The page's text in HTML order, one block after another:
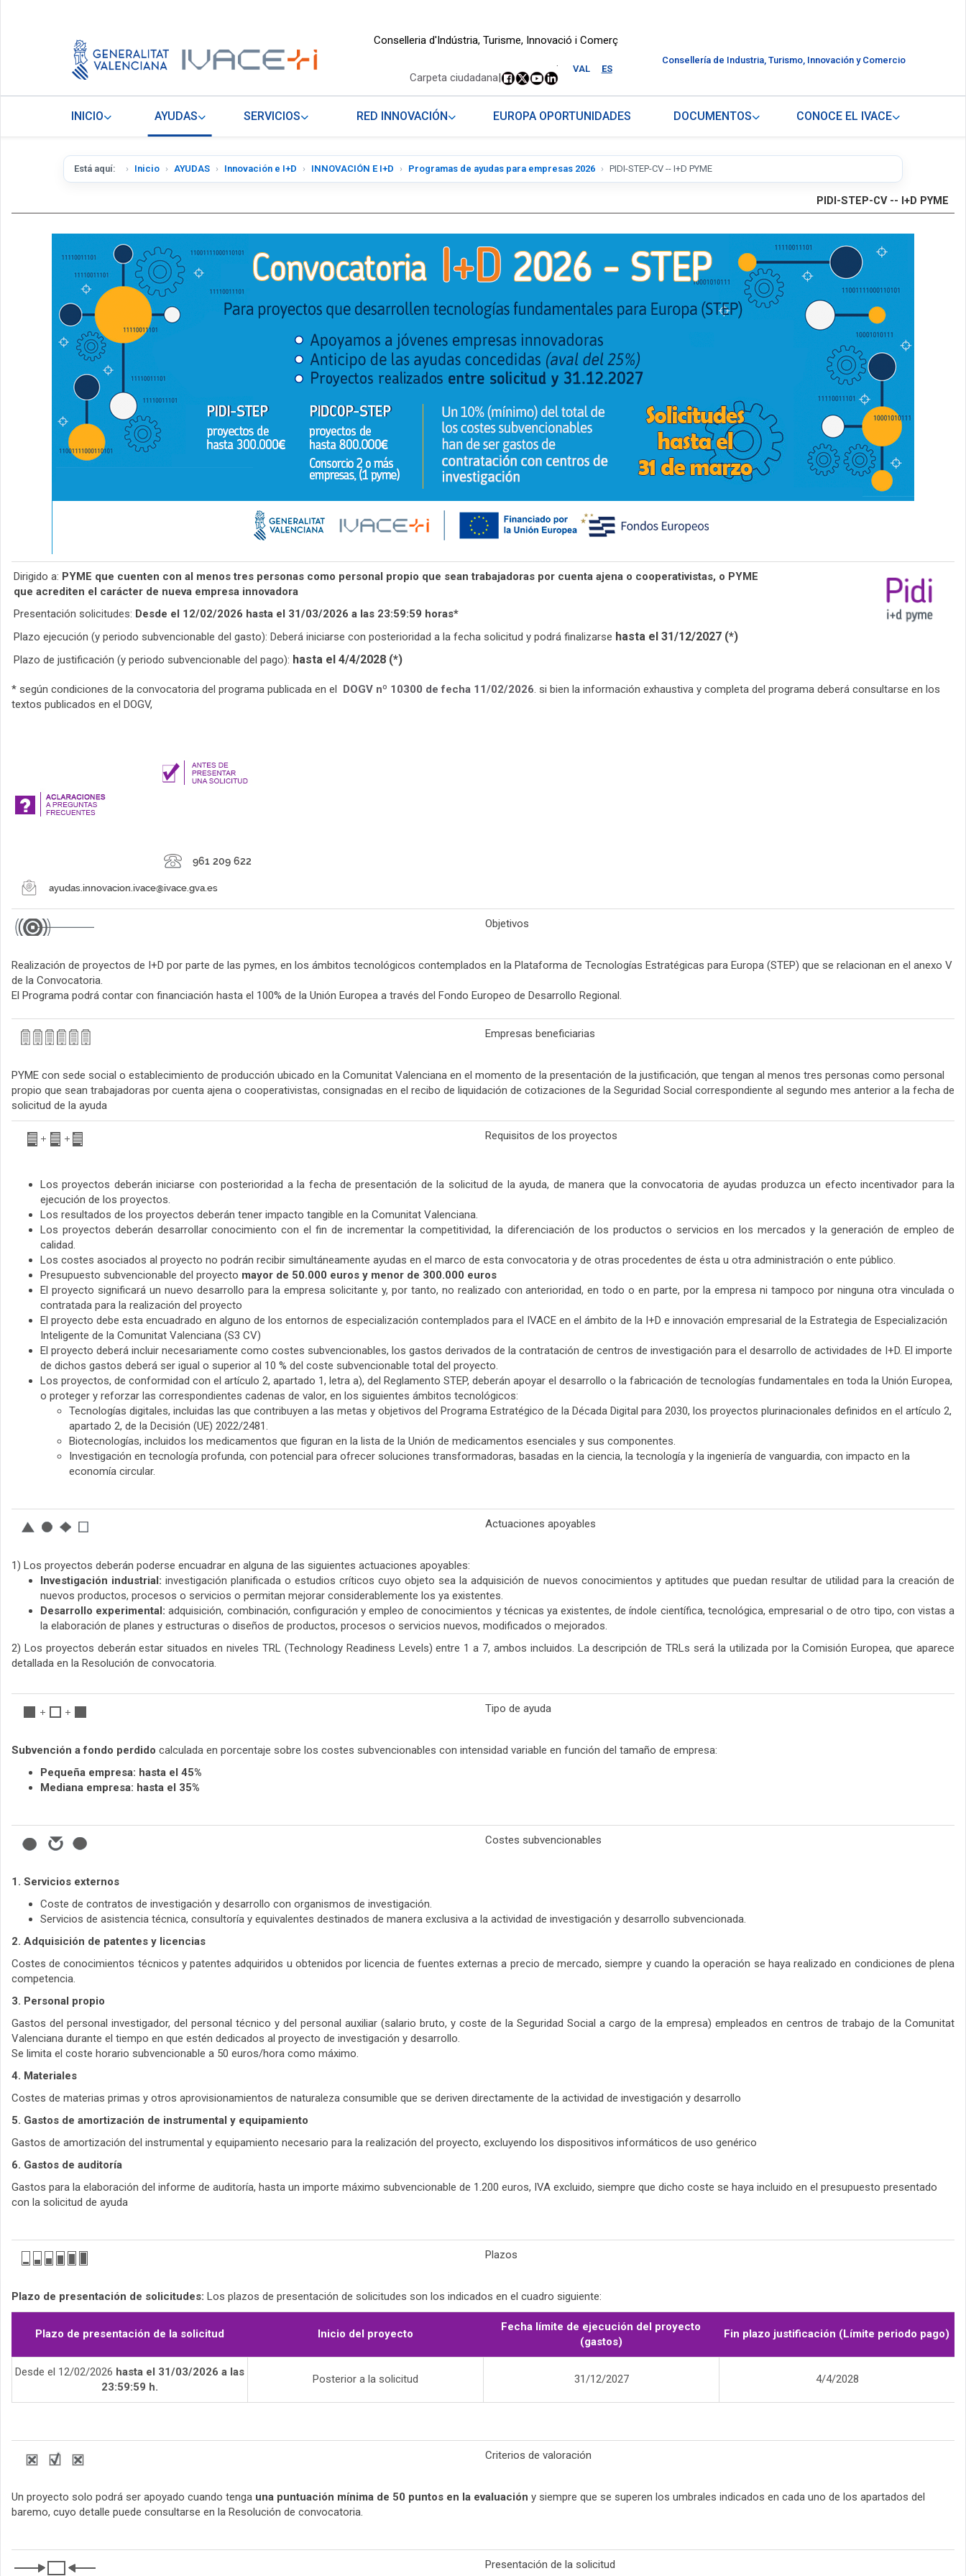
Conselleria d'Indústria, Turisme, Innovació i Comerç
VAL ES
.
Carpeta ciudadana|
Consellería de Industria, Turismo, Innovación y Comercio
INICIO AYUDAS SERVICIOS RED INNOVACIÓN EUROPA OPORTUNIDADES DOCUMENTOS CONOCE EL IVACE
Está aquí: Inicio AYUDAS Innovación e I+D INNOVACIÓN E I+D Programas de ayudas para empresas 2026 PIDI-STEP-CV -- I+D PYME
PIDI-STEP-CV -- I+D PYME
Dirigido a: PYME que cuenten con al menos tres personas como personal propio que sean trabajadoras por cuenta ajena o cooperativistas, o PYME
que acrediten el carácter de nueva empresa innovadora
Presentación solicitudes: Desde el 12/02/2026 hasta el 31/03/2026 a las 23:59:59 horas*
Plazo ejecución (y periodo subvencionable del gasto): Deberá iniciarse con posterioridad a la fecha solicitud y podrá finalizarse hasta el 31/12/2027 (*)
Plazo de justificación (y periodo subvencionable del pago): hasta el 4/4/2028 (*)
* según condiciones de la convocatoria del programa publicada en el DOGV nº 10300 de fecha 11/02/2026. si bien la información exhaustiva y completa del programa deberá consultarse en los
textos publicados en el DOGV,
Objetivos
Realización de proyectos de I+D por parte de las pymes, en los ámbitos tecnológicos contemplados en la Plataforma de Tecnologías Estratégicas para Europa (STEP) que se relacionan en el anexo V
de la Convocatoria.
El Programa podrá contar con financiación hasta el 100% de la Unión Europea a través del Fondo Europeo de Desarrollo Regional.
Empresas beneficiarias
PYME con sede social o establecimiento de producción ubicado en la Comunitat Valenciana en el momento de la presentación de la justificación, que tengan al menos tres personas como personal
propio que sean trabajadoras por cuenta ajena o cooperativistas, consignadas en el recibo de liquidación de cotizaciones de la Seguridad Social correspondiente al segundo mes anterior a la fecha de
solicitud de la ayuda
Requisitos de los proyectos
Los proyectos deberán iniciarse con posterioridad a la fecha de presentación de la solicitud de la ayuda, de manera que la convocatoria de ayudas produzca un efecto incentivador para la
ejecución de los proyectos.
Los resultados de los proyectos deberán tener impacto tangible en la Comunitat Valenciana.
Los proyectos deberán desarrollar conocimiento con el fin de incrementar la competitividad, la diferenciación de los productos o servicios en los mercados y la generación de empleo de
calidad.
Los costes asociados al proyecto no podrán recibir simultáneamente ayudas en el marco de esta convocatoria y de otras procedentes de ésta u otra administración o ente público.
Presupuesto subvencionable del proyecto mayor de 50.000 euros y menor de 300.000 euros
El proyecto significará un nuevo desarrollo para la empresa solicitante y, por tanto, no realizado con anterioridad, en todo o en parte, por la empresa ni tampoco por ninguna otra vinculada o
contratada para la realización del proyecto
El proyecto debe esta encuadrado en alguno de los entornos de especialización contemplados para el IVACE en el ámbito de la I+D e innovación empresarial de la Estrategia de Especialización
Inteligente de la Comunitat Valenciana (S3 CV)
El proyecto deberá incluir necesariamente como costes subvencionables, los gastos derivados de la contratación de centros de investigación para el desarrollo de actividades de I+D. El importe
de dichos gastos deberá ser igual o superior al 10 % del coste subvencionable total del proyecto.
Los proyectos, de conformidad con el artículo 2, apartado 1, letra a), del Reglamento STEP, deberán apoyar el desarrollo o la fabricación de tecnologías fundamentales en toda la Unión Europea,
o proteger y reforzar las correspondientes cadenas de valor, en los siguientes ámbitos tecnológicos:
Tecnologías digitales, incluidas las que contribuyen a las metas y objetivos del Programa Estratégico de la Década Digital para 2030, los proyectos plurinacionales definidos en el artículo 2,
apartado 2, de la Decisión (UE) 2022/2481.
Biotecnologías, incluidos los medicamentos que figuran en la lista de la Unión de medicamentos esenciales y sus componentes.
Investigación en tecnología profunda, con potencial para ofrecer soluciones transformadoras, basadas en la ciencia, la tecnología y la ingeniería de vanguardia, con impacto en la
economía circular.
Actuaciones apoyables
1) Los proyectos deberán poderse encuadrar en alguna de las siguientes actuaciones apoyables:
Investigación industrial: investigación planificada o estudios críticos cuyo objeto sea la adquisición de nuevos conocimientos y aptitudes que puedan resultar de utilidad para la creación de
nuevos productos, procesos o servicios o permitan mejorar considerablemente los ya existentes.
Desarrollo experimental: adquisición, combinación, configuración y empleo de conocimientos y técnicas ya existentes, de índole científica, tecnológica, empresarial o de otro tipo, con vistas a
la elaboración de planes y estructuras o diseños de productos, procesos o servicios nuevos, modificados o mejorados.
2) Los proyectos deberán estar situados en niveles TRL (Technology Readiness Levels) entre 1 a 7, ambos incluidos. La descripción de TRLs será la utilizada por la Comisión Europea, que aparece
detallada en la Resolución de convocatoria.
Tipo de ayuda
Subvención a fondo perdido calculada en porcentaje sobre los costes subvencionables con intensidad variable en función del tamaño de empresa:
Pequeña empresa: hasta el 45%
Mediana empresa: hasta el 35%
Costes subvencionables
1. Servicios externos
Coste de contratos de investigación y desarrollo con organismos de investigación.
Servicios de asistencia técnica, consultoría y equivalentes destinados de manera exclusiva a la actividad de investigación y desarrollo subvencionada.
2. Adquisición de patentes y licencias
Costes de conocimientos técnicos y patentes adquiridos u obtenidos por licencia de fuentes externas a precio de mercado, siempre y cuando la operación se haya realizado en condiciones de plena
competencia.
3. Personal propio
Gastos del personal investigador, del personal técnico y del personal auxiliar (salario bruto, y coste de la Seguridad Social a cargo de la empresa) empleados en centros de trabajo de la Comunitat
Valenciana durante el tiempo en que estén dedicados al proyecto de investigación y desarrollo.
Se limita el coste horario subvencionable a 50 euros/hora como máximo.
4. Materiales
Costes de materias primas y otros aprovisionamientos de naturaleza consumible que se deriven directamente de la actividad de investigación y desarrollo
5. Gastos de amortización de instrumental y equipamiento
Gastos de amortización del instrumental y equipamiento necesario para la realización del proyecto, excluyendo los dispositivos informáticos de uso genérico
6. Gastos de auditoría
Gastos para la elaboración del informe de auditoría, hasta un importe máximo subvencionable de 1.200 euros, IVA excluido, siempre que dicho coste se haya incluido en el presupuesto presentado
con la solicitud de ayuda
Plazos
Plazo de presentación de solicitudes: Los plazos de presentación de solicitudes son los indicados en el cuadro siguiente:
Plazo de presentación de la solicitud Inicio del proyecto
Fecha límite de ejecución del proyecto
(gastos)
Fin plazo justificación (Límite periodo pago)
Desde el 12/02/2026 hasta el 31/03/2026 a las
23:59:59 h.
Posterior a la solicitud 31/12/2027 4/4/2028
Criterios de valoración
Un proyecto solo podrá ser apoyado cuando tenga una puntuación mínima de 50 puntos en la evaluación y siempre que se superen los umbrales indicados en cada uno de los apartados del
baremo, cuyo detalle puede consultarse en la Resolución de convocatoria.
Presentación de la solicitud